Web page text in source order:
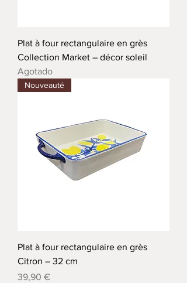
Plat à four rectangulaire en grès
Collection Market – décor soleil
Agotado
Nouveauté
Plat à four rectangulaire en grès
Citron – 32 cm
Precio
39,90 €